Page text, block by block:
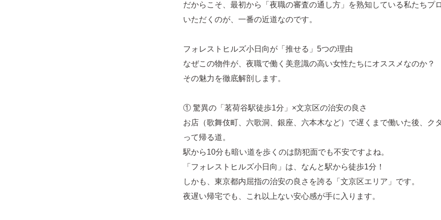
だからこそ、最初から「夜職の審査の通し方」を熟知している私たちプ
いただくのが、一番の近道なのです。
フォレストヒルズ小日向が「推せる」5つの理由
なぜこの物件が、夜職で働く美意識の高い女性たちにオススメなのか？
その魅力を徹底解剖します。
① 驚異の「茗荷谷駅徒歩1分」×文京区の治安の良さ
お店（歌舞伎町、六歌洞、銀座、六本木など）で遅くまで働いた後、ク
って帰る道。
駅から10分も暗い道を歩くのは防犯面でも不安ですよね。
「フォレストヒルズ小日向」は、なんと駅から徒歩1分！
しかも、東京都内屈指の治安の良さを誇る「文京区エリア」です。
夜遅い帰宅でも、これ以上ない安心感が手に入ります。